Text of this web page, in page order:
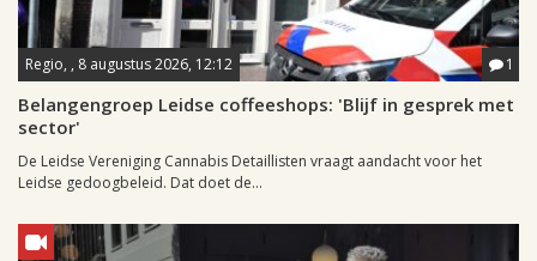
Regio, , 8 augustus 2026, 12:12 1
Belangengroep Leidse coffeeshops: 'Blijf in gesprek met
sector'
De Leidse Vereniging Cannabis Detaillisten vraagt aandacht voor het
Leidse gedoogbeleid. Dat doet de...